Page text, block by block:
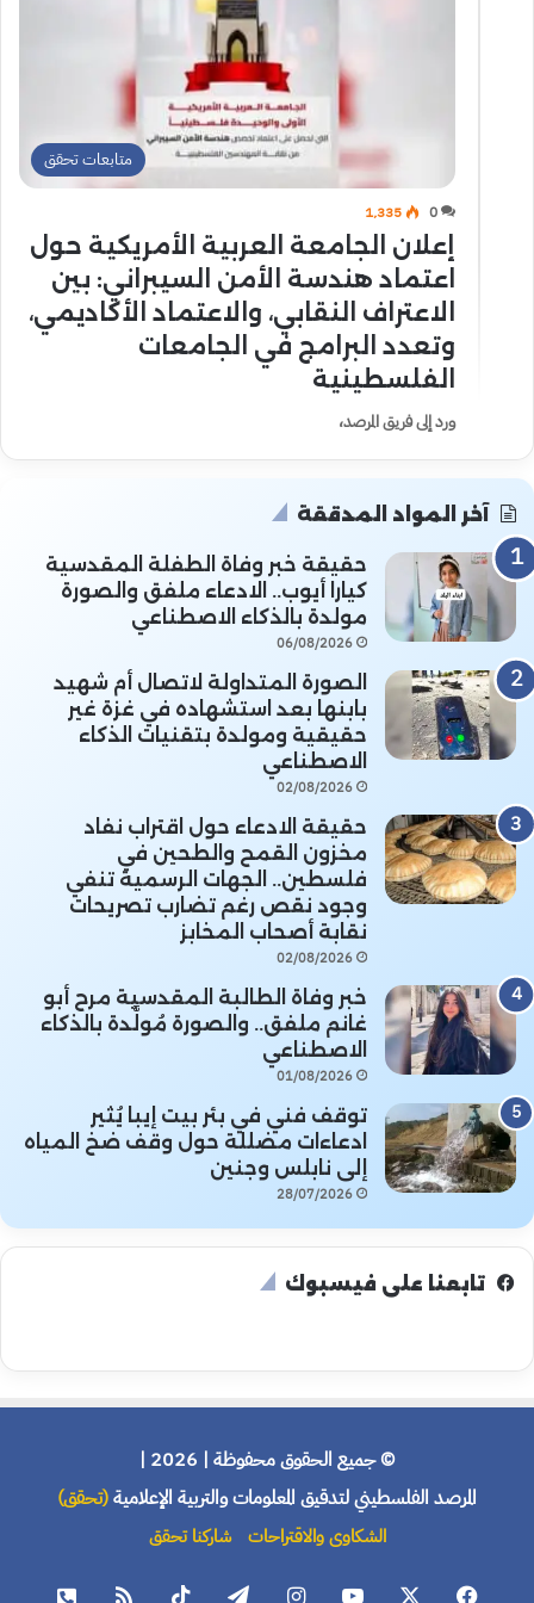
متابعات تحقق
0 1٬335
إعلان الجامعة العربية الأمريكية حول
اعتماد هندسة الأمن السيبراني: بين
الاعتراف النقابي، والاعتماد الأكاديمي،
وتعدد البرامج في الجامعات
الفلسطينية
ورد إلى فريق المرصد،
آخر المواد المدققة
حقيقة خبر وفاة الطفلة المقدسية
كيارا أيوب.. الادعاء ملفق والصورة
مولدة بالذكاء الاصطناعي
06/08/2026
الصورة المتداولة لاتصال أم شهيد
بابنها بعد استشهاده في غزة غير
حقيقية ومولدة بتقنيات الذكاء
الاصطناعي
02/08/2026
حقيقة الادعاء حول اقتراب نفاد
مخزون القمح والطحين في
فلسطين.. الجهات الرسمية تنفي
وجود نقص رغم تضارب تصريحات
نقابة أصحاب المخابز
02/08/2026
خبر وفاة الطالبة المقدسية مرح أبو
غانم ملفق.. والصورة مُولَّدة بالذكاء
الاصطناعي
01/08/2026
توقف فني في بئر بيت إيبا يُثير
ادعاءات مضللة حول وقف ضخ المياه
إلى نابلس وجنين
28/07/2026
تابعنا على فيسبوك
© جميع الحقوق محفوظة | 2026 |
المرصد الفلسطيني لتدقيق المعلومات والتربية الإعلامية(تحقق)
الشكاوى والاقتراحات شاركنا تحقق
فيسبوك يوتيوب انستقرام تيلقرام ‫TikTok ملخص